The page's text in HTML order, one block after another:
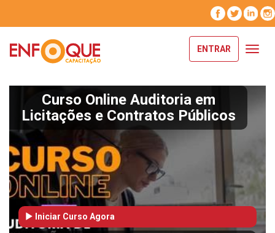
ENTRAR
Curso Online Auditoria em
Licitações e Contratos Públicos
Iniciar Curso Agora